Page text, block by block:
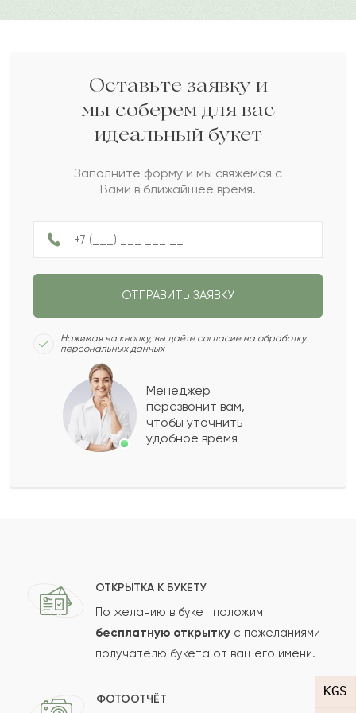
KGS
А 2022-04-19
Ажаргуль
2022-01-18
Пахом
Марселина
Сабила
М Мартын
Василиса
Показать еще
Ваш e-mail
Отзыв
Оставьте заявку и
мы соберем для вас
идеальный букет
Заполните форму и мы свяжемся с
Вами в ближайшее время.
ОТПРАВИТЬ ЗАЯВКУ
Нажимая на кнопку, вы даёте согласие на обработку
персональных данных
Менеджер
перезвонит вам,
чтобы уточнить
удобное время
ОТКРЫТКА К БУКЕТУ
По желанию в букет положим
бесплатную открытку с пожеланиями
получателю букета от вашего имени.
ФОТООТЧЁТ